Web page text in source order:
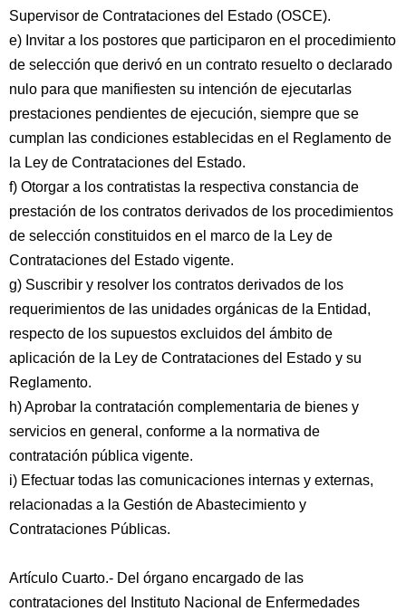
Supervisor de Contrataciones del Estado (OSCE).
e) Invitar a los postores que participaron en el procedimiento
de selección que derivó en un contrato resuelto o declarado
nulo para que manifiesten su intención de ejecutarlas
prestaciones pendientes de ejecución, siempre que se
cumplan las condiciones establecidas en el Reglamento de
la Ley de Contrataciones del Estado.
f) Otorgar a los contratistas la respectiva constancia de
prestación de los contratos derivados de los procedimientos
de selección constituidos en el marco de la Ley de
Contrataciones del Estado vigente.
g) Suscribir y resolver los contratos derivados de los
requerimientos de las unidades orgánicas de la Entidad,
respecto de los supuestos excluidos del ámbito de
aplicación de la Ley de Contrataciones del Estado y su
Reglamento.
h) Aprobar la contratación complementaria de bienes y
servicios en general, conforme a la normativa de
contratación pública vigente.
i) Efectuar todas las comunicaciones internas y externas,
relacionadas a la Gestión de Abastecimiento y
Contrataciones Públicas.
Artículo Cuarto.- Del órgano encargado de las
contrataciones del Instituto Nacional de Enfermedades